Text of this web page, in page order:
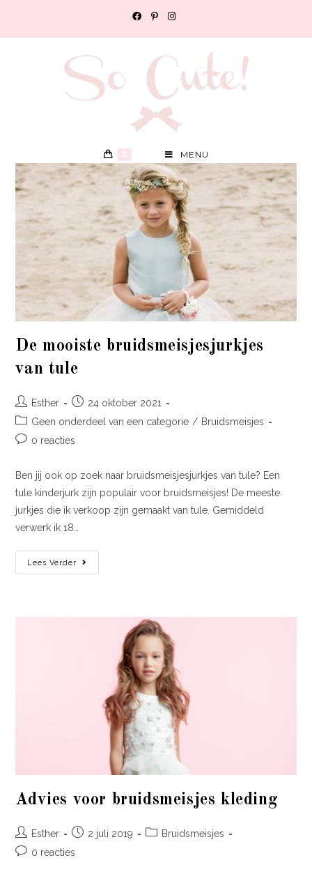
0 MENU
De mooiste bruidsmeisjesjurkjes
van tule
Esther
24 oktober 2021
Geen onderdeel van een categorie / Bruidsmeisjes
0 reacties
Ben jij ook op zoek naar bruidsmeisjesjurkjes van tule? Een
tule kinderjurk zijn populair voor bruidsmeisjes! De meeste
jurkjes die ik verkoop zijn gemaakt van tule. Gemiddeld
verwerk ik 18…
Lees Verder
Advies voor bruidsmeisjes kleding
Esther 2 juli 2019
Bruidsmeisjes
0 reacties